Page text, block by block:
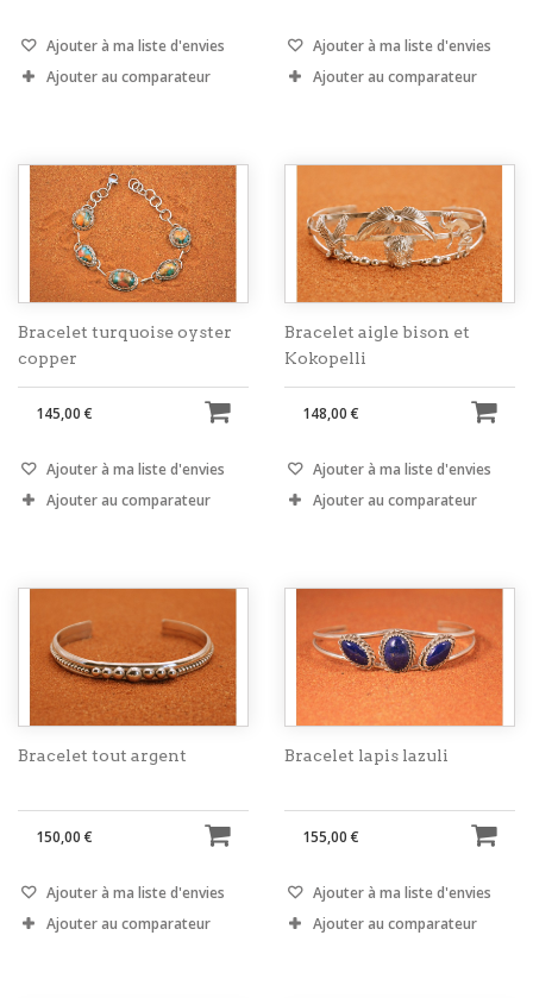
Ajouter à ma liste d'envies
Ajouter au comparateur
Ajouter à ma liste d'envies
Ajouter au comparateur
Bracelet turquoise oyster
copper
145,00 €
Ajouter à ma liste d'envies
Ajouter au comparateur
Bracelet aigle bison et
Kokopelli
148,00 €
Ajouter à ma liste d'envies
Ajouter au comparateur
Bracelet tout argent
150,00 €
Ajouter à ma liste d'envies
Ajouter au comparateur
Bracelet lapis lazuli
155,00 €
Ajouter à ma liste d'envies
Ajouter au comparateur